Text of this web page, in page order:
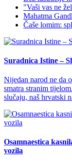
"Vaši vas ne
Mahatma
Čaše lomim:
Suradnica Istine –
Nijedan narod ne da
smatra stranim
slučaju, naš hrvatski
Osamnaestica
vozila